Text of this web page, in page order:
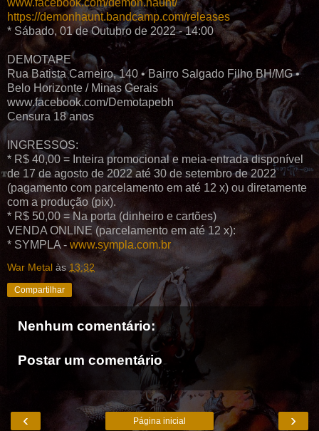
www.facebook.com/demon.haunt/
https://demonhaunt.bandcamp.com/releases
* Sábado, 01 de Outubro de 2022 - 14:00
DEMOTAPE
Rua Batista Carneiro, 140 • Bairro Salgado Filho BH/MG •
Belo Horizonte / Minas Gerais
www.facebook.com/Demotapebh
Censura 18 anos
INGRESSOS:
* R$ 40,00 = Inteira promocional e meia-entrada disponível
de 17 de agosto de 2022 até 30 de setembro de 2022
(pagamento com parcelamento em até 12 x) ou diretamente
com a produção (pix).
* R$ 50,00 = Na porta (dinheiro e cartões)
VENDA ONLINE (parcelamento em até 12 x):
* SYMPLA - www.sympla.com.br
War Metal às 13:32
Compartilhar
Nenhum comentário:
Postar um comentário
‹ ›
Página inicial